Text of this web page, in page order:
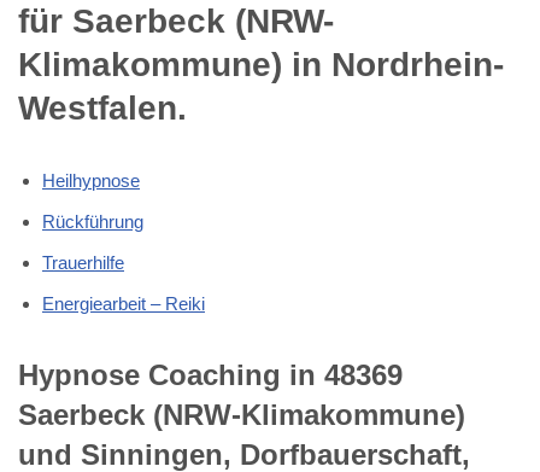
für Saerbeck (NRW-
Klimakommune) in Nordrhein-
Westfalen.
Heilhypnose
Rückführung
Trauerhilfe
Energiearbeit – Reiki
Hypnose Coaching in 48369
Saerbeck (NRW-Klimakommune)
und Sinningen, Dorfbauerschaft,